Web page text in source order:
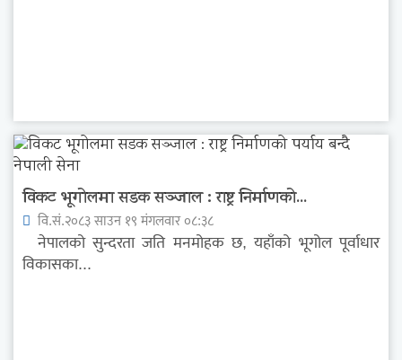
विकट भूगोलमा सडक सञ्जाल : राष्ट्र निर्माणको...
वि.सं.२०८३ साउन १९ मंगलवार ०८:३८
नेपालको सुन्दरता जति मनमोहक छ, यहाँको भूगोल पूर्वाधार
विकासका...